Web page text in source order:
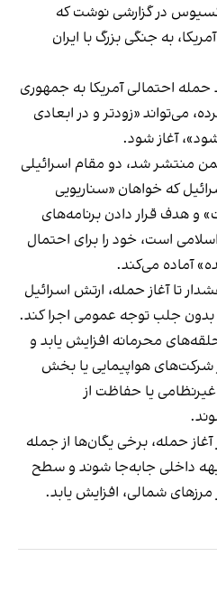
در گزارشی نوشت که
به جنگی بزرگ با ایران
حمله احتمالی آمریکا به جمهوری
می‌تواند «زودتر و در ابعادی
آغاز شود.
این گزارش که ۲۹ بهمن منتشر شد، دو مقام اسرائیلی
که خواهان «سناریویی
هدف قرار دادن برنامه‌های
است، خود را برای احتمال
آماده می‌کند.
تا آغاز حمله، ارتش اسرائیل
بدون جلب توجه عمومی اجرا کند.
محرمانه افزایش یابد و
هواپیمایی یا بخش
یا حفاظت از
حمله، برخی یگان‌ها از جمله
داخلی جابه‌جا شوند و سطح
مرزهای شمالی، افزایش یابد.